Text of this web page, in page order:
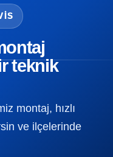
teknik
montaj, hızlı
ve ilçelerinde